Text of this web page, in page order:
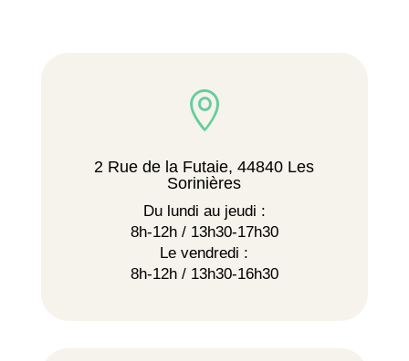

2 Rue de la Futaie, 44840 Les
Sorinières
Du lundi au jeudi :
8h-12h / 13h30-17h30
Le vendredi :
8h-12h / 13h30-16h30